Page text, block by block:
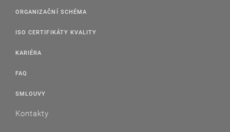
ORGANIZAČNÍ SCHÉMA
ISO CERTIFIKÁTY KVALITY
KARIÉRA
FAQ
SMLOUVY
Kontakty